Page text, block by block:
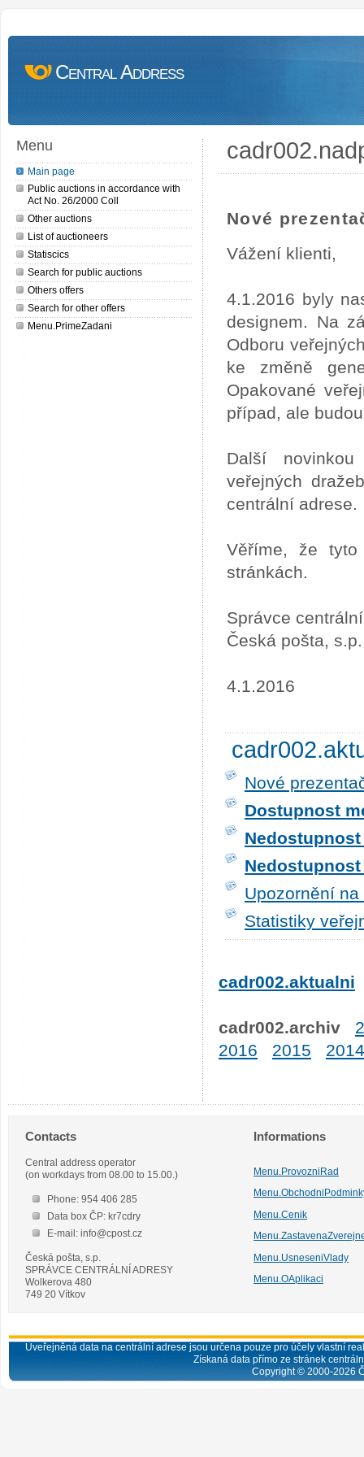
Central Address
Menu
Main page
Public auctions in accordance with
Act No. 26/2000 Coll
Other auctions
List of auctioneers
Statiscics
Search for public auctions
Others offers
Search for other offers
Menu.PrimeZadani
Nové
Vážení klienti,
4.1.2016 byly
designem. Na
Odboru
ke změně
Opakované
případ, ale
Další
veřejných
centrální adrese.
Věříme, že
stránkách.
Správce
Česká pošta, s.p.
4.1.2016
Nové
Dostupnost
Upozornění
Statistiky
cadr002.aktualni
cadr002.archiv
2016
2015 2014
Contacts
Central address operator
(on workdays from 08.00 to 15.00.)
Phone: 954 406 285
Data box ČP: kr7cdry
E-mail: info@cpost.cz
Česká pošta, s.p.
SPRÁVCE CENTRÁLNÍ ADRESY
Wolkerova 480
749 20 Vítkov
Informations
Menu.ProvozniRad
Menu.Cenik
Menu.UsneseniVlady
Menu.OAplikaci
Uveřejněná data na centrální adrese jsou určena pouze pro účely vlastní
Získaná data přímo ze stránek
Copyright © 2000-2026